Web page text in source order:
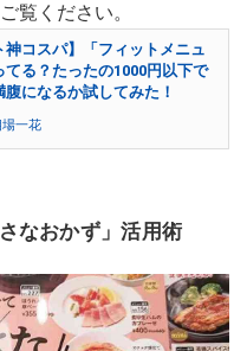
覧ください。
神コスパ】「フィットメニュ
てる？たったの1000円以下で
腹になるか試してみた！
場一花
なおかず」活用術